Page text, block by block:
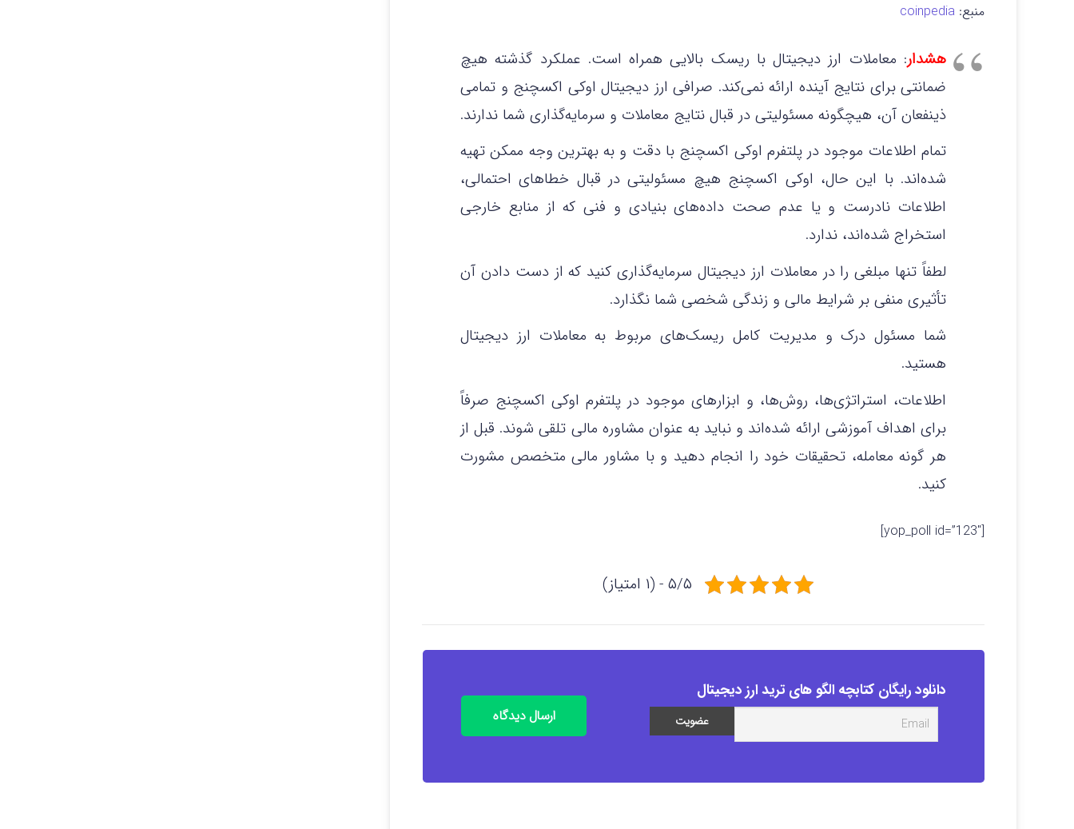
منبع: coinpedia
هشدار: معاملات ارز دیجیتال با ریسک بالایی همراه است. عملکرد گذشته هیچ
ضمانتی برای نتایج آینده ارائه نمی‌کند. صرافی ارز دیجیتال اوکی اکسچنج و تمامی
ذینفعان آن، هیچگونه مسئولیتی در قبال نتایج معاملات و سرمایه‌گذاری شما ندارند.
تمام اطلاعات موجود در پلتفرم اوکی اکسچنج با دقت و به بهترین وجه ممکن تهیه
شده‌اند. با این حال، اوکی اکسچنج هیچ مسئولیتی در قبال خطاهای احتمالی،
اطلاعات نادرست و یا عدم صحت داده‌های بنیادی و فنی که از منابع خارجی
استخراج شده‌اند، ندارد.
لطفاً تنها مبلغی را در معاملات ارز دیجیتال سرمایه‌گذاری کنید که از دست دادن آن
تأثیری منفی بر شرایط مالی و زندگی شخصی شما نگذارد.
شما مسئول درک و مدیریت کامل ریسک‌های مربوط به معاملات ارز دیجیتال
هستید.
اطلاعات، استراتژی‌ها، روش‌ها، و ابزارهای موجود در پلتفرم اوکی اکسچنج صرفاً
برای اهداف آموزشی ارائه شده‌اند و نباید به عنوان مشاوره مالی تلقی شوند. قبل از
هر گونه معامله، تحقیقات خود را انجام دهید و با مشاور مالی متخصص مشورت
کنید.
[yop_poll id=”123″]
۵/۵ - (۱ امتیاز)
دانلود رایگان کتابچه الگو های ترید ارز دیجیتال
ارسال دیدگاه